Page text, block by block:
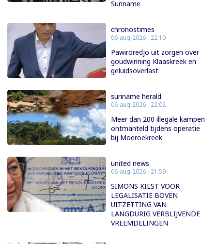
Suriname
chronostimes
06-aug-2026 - 22:10
Pawiroredjo uit zorgen over
goudwinning Klaaskreek en
geluidsoverlast
suriname herald
06-aug-2026 - 22:02
Meer dan 200 illegale kampen
ontmanteld tijdens operatie
bij Moeroekreek
united news
06-aug-2026 - 21:59
SIMONS KIEST VOOR
LEGALISATIE BOVEN
UITZETTING VAN
LANGDURIG VERBLIJVENDE
VREEMDELINGEN